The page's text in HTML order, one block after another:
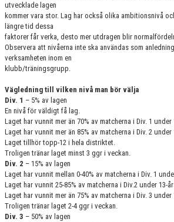
utvecklade lagen
kommer vara stor. Lag har också olika ambitionsnivå
längre tid dessa
faktorer får verka, desto mer utdragen blir
Observera att nivåerna inte ska användas som
verksamheten inom en
klubb/träningsgrupp.
Vägledning till vilken nivå man bör välja
Div. 1 – 5% av lagen
En nivå för väldigt få lag.
Laget har vunnit mer än 70% av matcherna i Div. 1 under
Laget har vunnit mer än 85% av matcherna i Div. 2 under
Laget tillhör topp-12 i hela distriktet.
Troligen tränar laget minst 3 ggr i veckan.
Div. 2 – 15% av lagen
Laget har vunnit mellan 0-40% av matcherna i Div. 1
Laget har vunnit 25-85% av matcherna i Div.2 under 13-
Laget har vunnit mer än 75% av matcherna i Div. 3 under
Troligen tränar laget 2-4 ggr i veckan.
Div. 3 – 50% av lagen